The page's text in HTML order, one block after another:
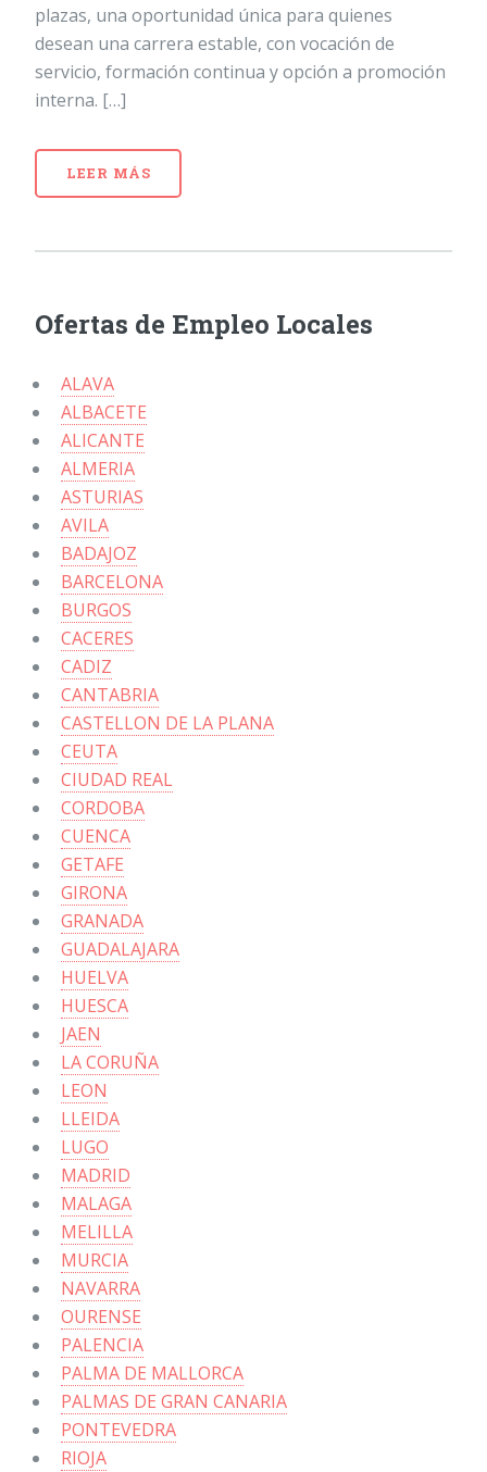
plazas, una oportunidad única para quienes
desean una carrera estable, con vocación de
servicio, formación continua y opción a promoción
interna. […]
LEER MÁS
Ofertas de Empleo Locales
ALAVA
ALBACETE
ALICANTE
ALMERIA
ASTURIAS
AVILA
BADAJOZ
BARCELONA
BURGOS
CACERES
CADIZ
CANTABRIA
CASTELLON DE LA PLANA
CEUTA
CIUDAD REAL
CORDOBA
CUENCA
GETAFE
GIRONA
GRANADA
GUADALAJARA
HUELVA
HUESCA
JAEN
LA CORUÑA
LEON
LLEIDA
LUGO
MADRID
MALAGA
MELILLA
MURCIA
NAVARRA
OURENSE
PALENCIA
PALMA DE MALLORCA
PALMAS DE GRAN CANARIA
PONTEVEDRA
RIOJA